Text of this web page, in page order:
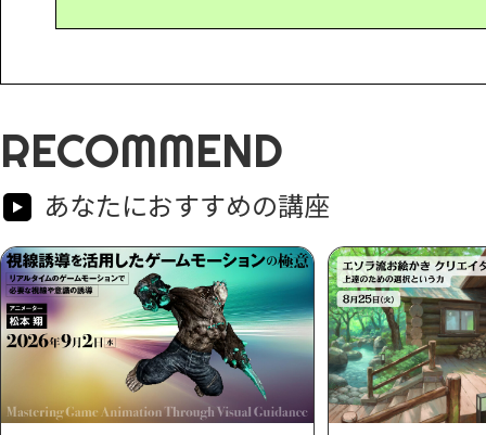
RECOMMEND
あなたにおすすめの講座